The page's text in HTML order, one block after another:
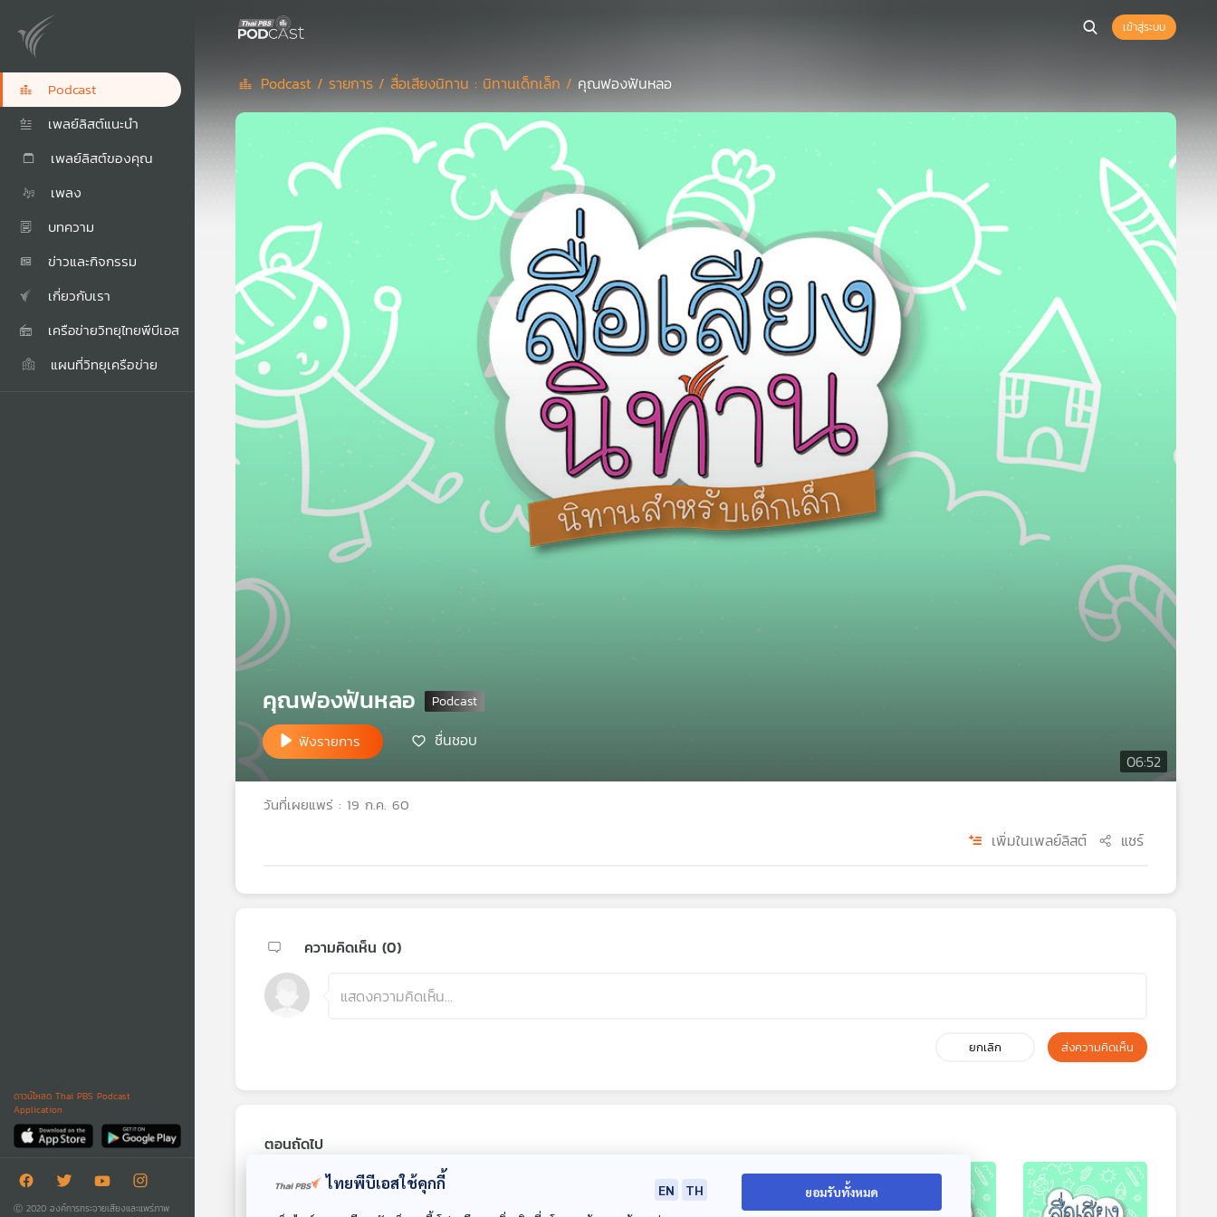
Podcast
เพลย์ลิสต์แนะนำ
เพลย์ลิสต์ของคุณ
เพลง
บทความ
ข่าวและกิจกรรม
เกี่ยวกับเรา
เครือข่ายวิทยุไทยพีบีเอส
แผนที่วิทยุเครือข่าย
ดาวน์โหลด Thai PBS Podcast
Application
Ⓒ 2020 องค์การกระจายเสียงและแพร่ภาพ
เข้าสู่ระบบ
Podcast / รายการ /สื่อเสียงนิทาน : นิทานเด็กเล็ก / คุณฟองฟันหลอ
06:52
คุณฟองฟันหลอ
ฟังรายการ ชื่นชอบ
วันที่เผยแพร่ : 19 ก.ค. 60
เพิ่มในเพลย์ลิสต์ แชร์
ความคิดเห็น (0)
ยกเลิก ส่งความคิดเห็น
ตอนถัดไป
ไทยพีบีเอสใช้คุกกี้ EN
TH
ยอมรับทั้งหมด